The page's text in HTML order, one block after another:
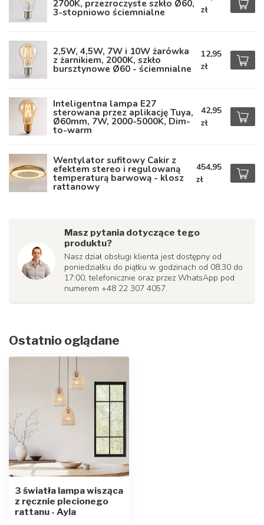
2700K, przezroczyste szkło Ø60,
3-stopniowo ściemnialne
zł
2,5W, 4,5W, 7W i 10W żarówka
z żarnikiem, 2000K, szkło
bursztynowe Ø60 - ściemnialne
12,95
zł
Inteligentna lampa E27
sterowana przez aplikację Tuya,
Ø60mm, 7W, 2000-5000K, Dim-
to-warm
42,95
zł
Wentylator sufitowy Cakir z
efektem stereo i regulowaną
temperaturą barwową - klosz
rattanowy
454,95
zł
Masz pytania dotyczące tego
produktu?
Nasz dział obsługi klienta jest dostępny od
poniedziałku do piątku w godzinach od 08:30 do
17:00, telefonicznie oraz przez WhatsApp pod
numerem +48 22 307 4057.
Ostatnio oglądane
3 światła lampa wisząca
z ręcznie plecionego
rattanu - Ayla